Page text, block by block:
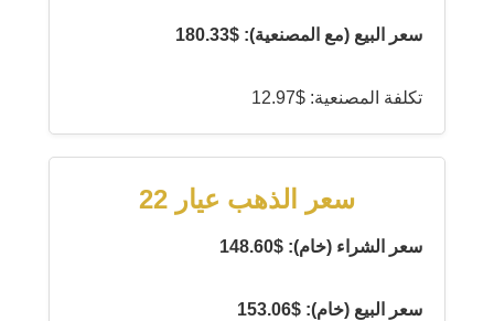
سعر البيع (مع المصنعية): $180.33
تكلفة المصنعية: $12.97
سعر الذهب عيار 22
سعر الشراء (خام): $148.60
سعر البيع (خام): $153.06